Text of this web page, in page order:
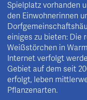
Spielplatz vorhanden
den Einwohnerinnen
einiges zu bieten: Die
Weißstörchen in
Internet verfolgt
Gebiet auf dem seit
erfolgt, leben
Pflanzenarten.